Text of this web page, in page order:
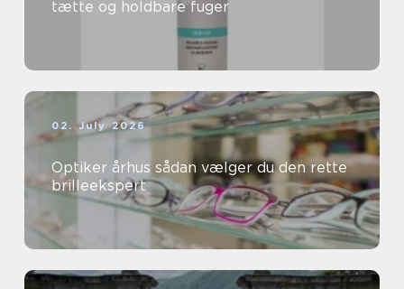
tætte og holdbare fuger
02. July 2026
Optiker århus sådan vælger du den rette
brilleekspert